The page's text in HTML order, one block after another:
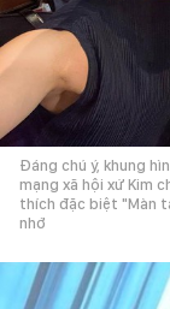
Đáng chú ý, khung
mạng xã hội xứ Kim
thích đặc biệt "Màn
nhớ